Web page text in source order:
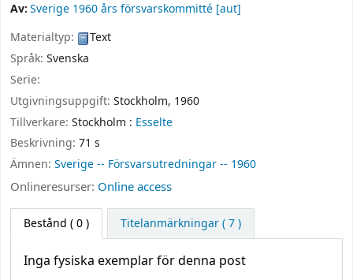
Av:Sverige 1960 års försvarskommitté [aut]
Materialtyp:
Text
Språk: Svenska
Serie:
Utgivningsuppgift: Stockholm, 1960
Tillverkare: Stockholm : Esselte
Beskrivning: 71 s
Ämnen: Sverige -- Försvarsutredningar -- 1960
Onlineresurser: Online access
Bestånd ( 0 ) Titelanmärkningar ( 7 )
Inga fysiska exemplar för denna post